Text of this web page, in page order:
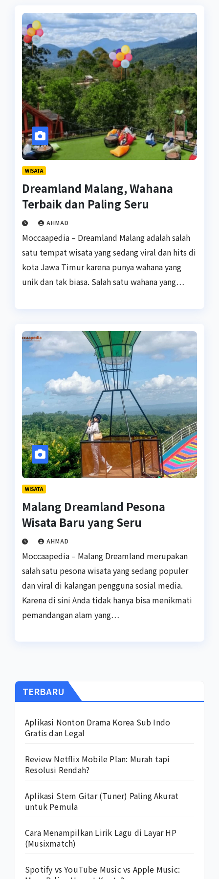
WISATA
Dreamland Malang, Wahana
Terbaik dan Paling Seru
AHMAD
Moccaapedia – Dreamland Malang adalah salah
satu tempat wisata yang sedang viral dan hits di
kota Jawa Timur karena punya wahana yang
unik dan tak biasa. Salah satu wahana yang…
WISATA
Malang Dreamland Pesona
Wisata Baru yang Seru
AHMAD
Moccaapedia – Malang Dreamland merupakan
salah satu pesona wisata yang sedang populer
dan viral di kalangan pengguna sosial media.
Karena di sini Anda tidak hanya bisa menikmati
pemandangan alam yang…
TERBARU
Aplikasi Nonton Drama Korea Sub Indo
Gratis dan Legal
Review Netflix Mobile Plan: Murah tapi
Resolusi Rendah?
Aplikasi Stem Gitar (Tuner) Paling Akurat
untuk Pemula
Cara Menampilkan Lirik Lagu di Layar HP
(Musixmatch)
Spotify vs YouTube Music vs Apple Music: